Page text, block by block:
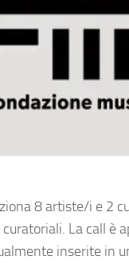
8 artiste/i e 2
La call è
inserite in